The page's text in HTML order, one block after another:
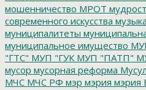
мошенничество МРОТ
современного искусства
муниципалитеты
муниципальное имущество
"ГТС" МУП "ГУК МУП "ПАТП"
мусор мусорная реформа
МЧС МЧС РФ мэр мэрия мэрия